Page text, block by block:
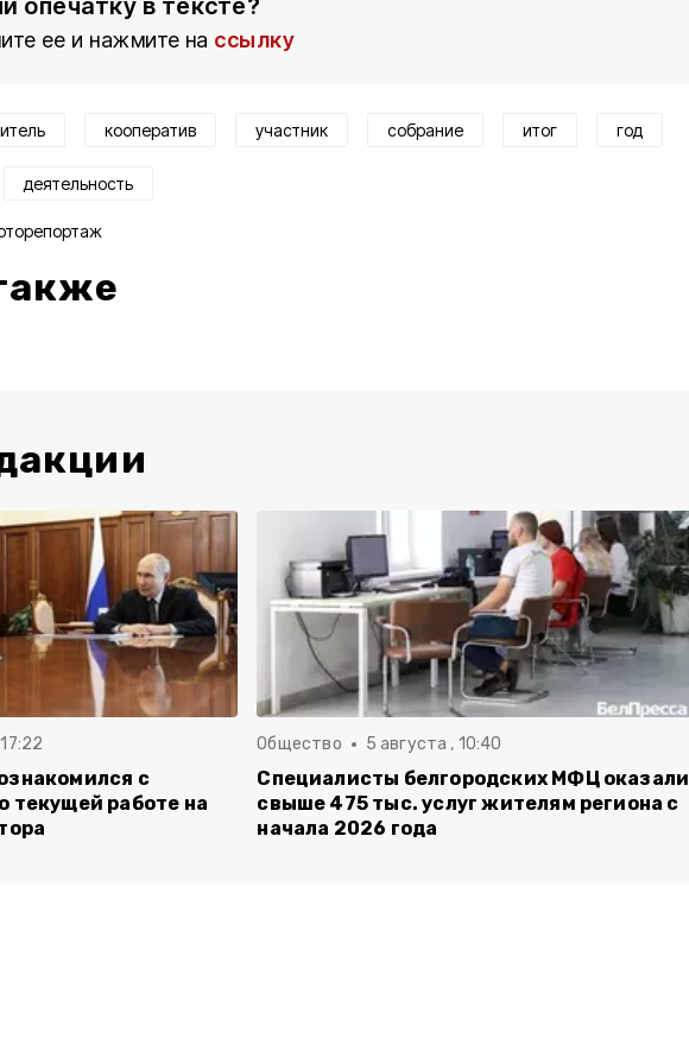
опечатку в тексте?
ее и нажмите на ссылку
кооператив участник собрание итог год
деятельность
с
текущей работе на
Общество 5 августа , 10:40
Специалисты белгородских МФЦ оказали
свыше 475 тыс. услуг жителям региона с
начала 2026 года